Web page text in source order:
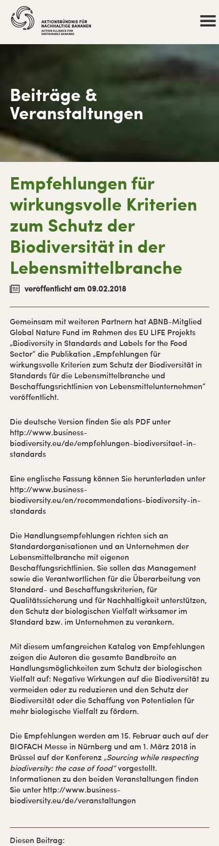
Beiträge &
Veranstaltungen
Hauptnavigation
springen
main
content
Hauptsidebar
springen
Fußzeile
springen
Empfehlungen für
wirkungsvolle Kriterien
zum Schutz der
Biodiversität in der
Lebensmittelbranche
veröffentlicht am 09.02.2018
Gemeinsam mit weiteren Partnern hat ABNB-Mitglied
Global Nature Fund im Rahmen des EU LIFE Projekts
„Biodiversity in Standards and Labels for the Food
Sector“ die Publikation „Empfehlungen für
wirkungsvolle Kriterien zum Schutz der Biodiversität in
Standards für die Lebensmittelbranche und
Beschaffungsrichtlinien von Lebensmittelunternehmen“
veröffentlicht.
Die deutsche Version finden Sie als PDF unter
http://www.business-
biodiversity.eu/de/empfehlungen-biodiversitaet-in-
standards
Eine englische Fassung können Sie herunterladen unter
http://www.business-
biodiversity.eu/en/recommendations-biodiversity-in-
standards
Die Handlungsempfehlungen richten sich an
Standardorganisationen und an Unternehmen der
Lebensmittelbranche mit eigenen
Beschaffungsrichtlinien. Sie sollen das Management
sowie die Verantwortlichen für die Überarbeitung von
Standard- und Beschaffungskriterien, für
Qualitätssicherung und für Nachhaltigkeit unterstützen,
den Schutz der biologischen Vielfalt wirksamer im
Standard bzw. im Unternehmen zu verankern.
Mit diesem umfangreichen Katalog von Empfehlungen
zeigen die Autoren die gesamte Bandbreite an
Handlungsmöglichkeiten zum Schutz der biologischen
Vielfalt auf: Negative Wirkungen auf die Biodiversität zu
vermeiden oder zu reduzieren und den Schutz der
Biodiversität oder die Schaffung von Potentialen für
mehr biologische Vielfalt zu fördern.
Die Empfehlungen werden am 15. Februar auch auf der
BIOFACH Messe in Nürnberg und am 1. März 2018 in
Brüssel auf der Konferenz „Sourcing while respecting
biodiversity: the case of food“vorgestellt.
Informationen zu den beiden Veranstaltungen finden
Sie unter http://www.business-
biodiversity.eu/de/veranstaltungen